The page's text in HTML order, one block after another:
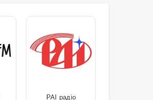
РАІ радіо